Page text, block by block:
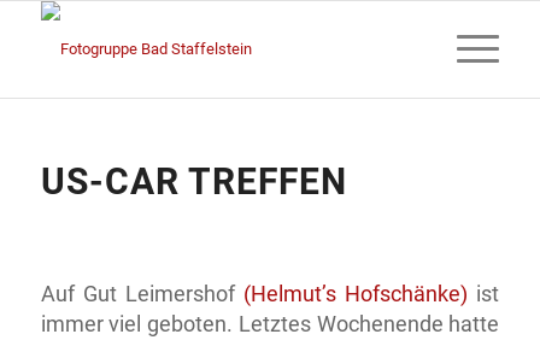
US-CAR TREFFEN
Auf Gut Leimershof (Helmut’s Hofschänke) ist
immer viel geboten. Letztes Wochenende hatte